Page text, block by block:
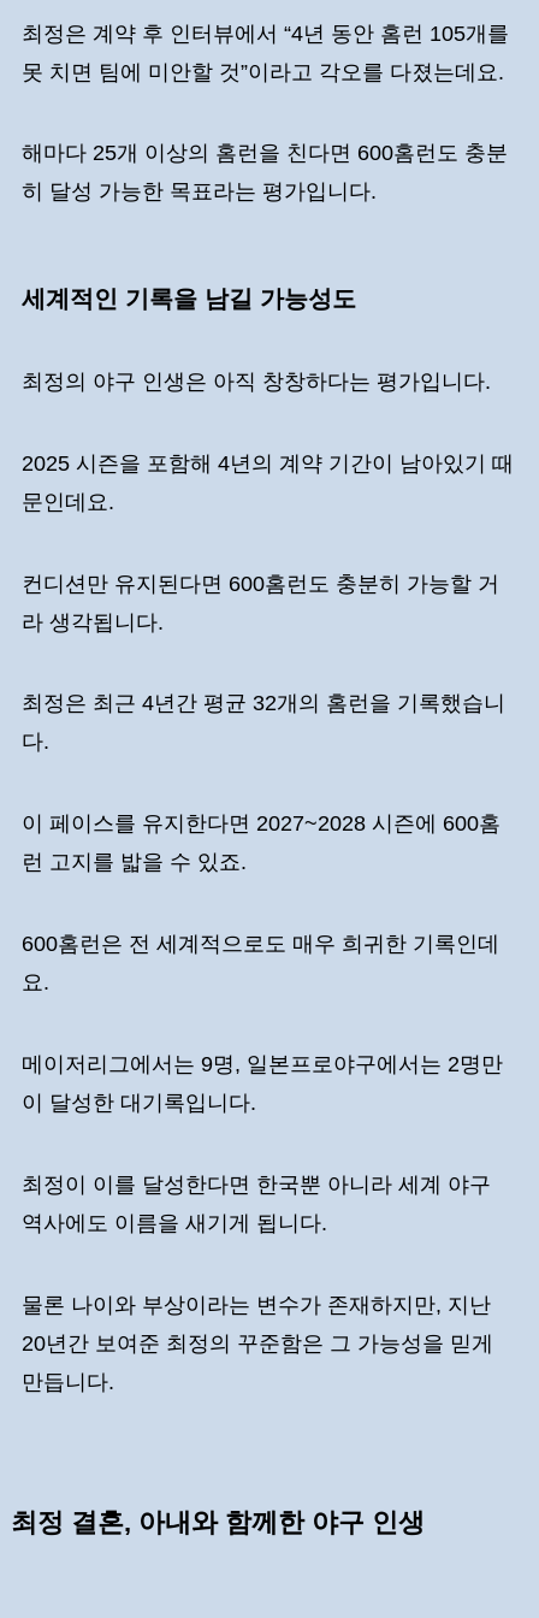
최정은 계약 후 인터뷰에서 “4년 동안 홈런 105개를
못 치면 팀에 미안할 것”이라고 각오를 다졌는데요.
해마다 25개 이상의 홈런을 친다면 600홈런도 충분
히 달성 가능한 목표라는 평가입니다.
세계적인 기록을 남길 가능성도
최정의 야구 인생은 아직 창창하다는 평가입니다.
2025 시즌을 포함해 4년의 계약 기간이 남아있기 때
문인데요.
컨디션만 유지된다면 600홈런도 충분히 가능할 거
라 생각됩니다.
최정은 최근 4년간 평균 32개의 홈런을 기록했습니
다.
이 페이스를 유지한다면 2027~2028 시즌에 600홈
런 고지를 밟을 수 있죠.
600홈런은 전 세계적으로도 매우 희귀한 기록인데
요.
메이저리그에서는 9명, 일본프로야구에서는 2명만
이 달성한 대기록입니다.
최정이 이를 달성한다면 한국뿐 아니라 세계 야구
역사에도 이름을 새기게 됩니다.
물론 나이와 부상이라는 변수가 존재하지만, 지난
20년간 보여준 최정의 꾸준함은 그 가능성을 믿게
만듭니다.
최정 결혼, 아내와 함께한 야구 인생